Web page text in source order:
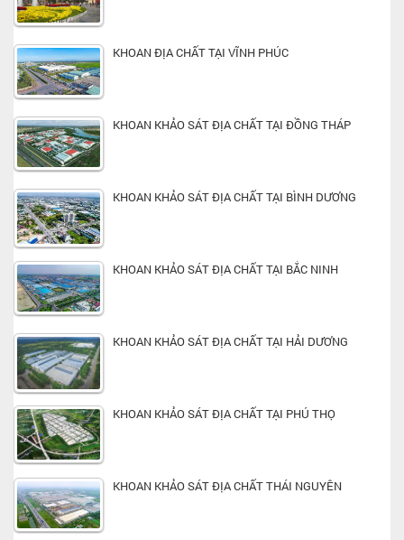
KHOAN ĐỊA CHẤT TẠI VĨNH PHÚC
KHOAN KHẢO SÁT ĐỊA CHẤT TẠI ĐỒNG THÁP
KHOAN KHẢO SÁT ĐỊA CHẤT TẠI BÌNH DƯƠNG
KHOAN KHẢO SÁT ĐỊA CHẤT TẠI BẮC NINH
KHOAN KHẢO SÁT ĐỊA CHẤT TẠI HẢI DƯƠNG
KHOAN KHẢO SÁT ĐỊA CHẤT TẠI PHÚ THỌ
KHOAN KHẢO SÁT ĐỊA CHẤT THÁI NGUYÊN